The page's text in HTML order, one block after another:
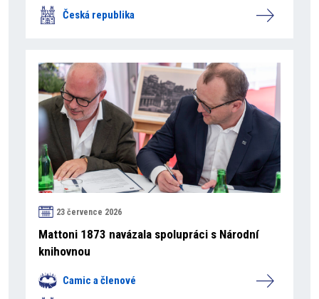
Česká republika
23 července 2026
Mattoni 1873 navázala spolupráci s Národní
knihovnou
Camic a členové